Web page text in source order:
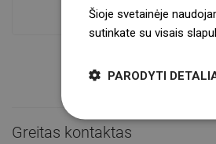
Greitas kontaktas
Šioje svetainėje
sutinkate su visais
PARODYTI